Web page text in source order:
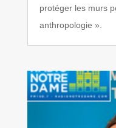
protéger les murs
anthropologie ».